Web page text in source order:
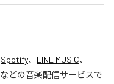
Spotify、 LINE MUSIC、
などの音楽配信サービスで